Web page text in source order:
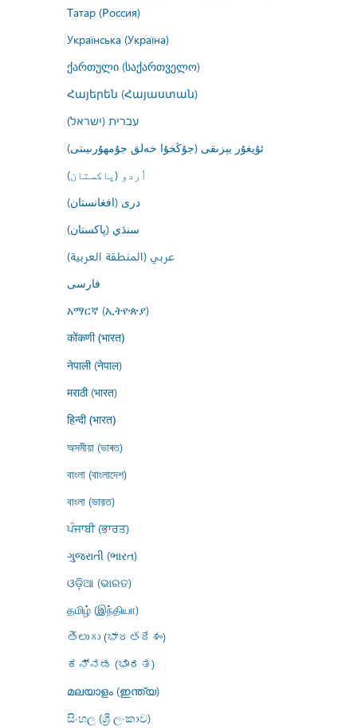
Татар (Россия)
Українська (Україна)
ქართული (საქართველო)
Հայերեն (Հայաստան)
עברית (ישראל)
ئۇيغۇر يېزىقى (جۇڭخۇا خەلق جۇمھۇرىيىتى)
اُردو (پاکستان)
درى (افغانستان)
سنڌي (پاکستان)
عربي (المنطقة العربية)
فارسى
አማርኛ (ኢትዮጵያ)
कोंकणी (भारत)
नेपाली (नेपाल)
मराठी (भारत)
हिन्दी (भारत)
অসমীয়া (ভাৰত)
বাংলা (বাংলাদেশ)
বাংলা (ভারত)
ਪੰਜਾਬੀ (ਭਾਰਤ)
ગુજરાતી (ભારત)
ଓଡ଼ିଆ (ଭାରତ)
தமிழ் (இந்தியா)
తెలుగు (భారతదేశం)
ಕನ್ನಡ (ಭಾರತ)
മലയാളം (ഇന്ത്യ)
සිංහල (ශ්‍රී ලංකාව)